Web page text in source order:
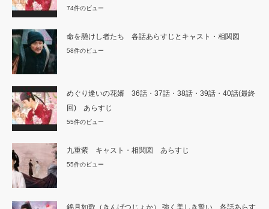
74件のビュー
命を懸けし者たち 各話あらすじとキャスト・相関図
58件のビュー
めぐり逢いの花婿 36話・37話・38話・39話・40話(最終
回) あらすじ
55件のビュー
九重紫 キャスト・相関図 あらすじ
55件のビュー
錦月如歌（きんげつじょか） 強く美しき誓い 各話あらす